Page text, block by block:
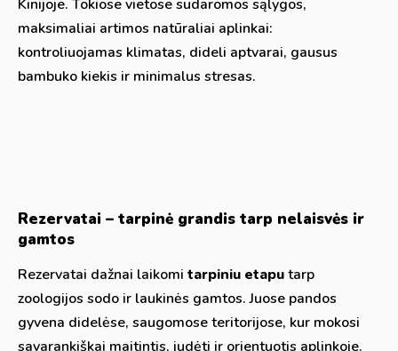
Kinijoje. Tokiose vietose sudaromos sąlygos,
maksimaliai artimos natūraliai aplinkai:
kontroliuojamas klimatas, dideli aptvarai, gausus
bambuko kiekis ir minimalus stresas.
Rezervatai – tarpinė grandis tarp nelaisvės ir
gamtos
Rezervatai dažnai laikomi tarpiniu etaputarp
zoologijos sodo ir laukinės gamtos. Juose pandos
gyvena didelėse, saugomose teritorijose, kur mokosi
savarankiškai maitintis, judėti ir orientuotis aplinkoje.